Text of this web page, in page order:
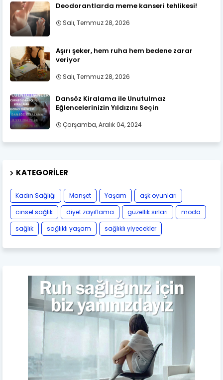
Deodorantlarda meme kanseri tehlikesi!
Salı, Temmuz 28, 2026
Aşırı şeker, hem ruha hem bedene zarar
veriyor
Salı, Temmuz 28, 2026
Dansöz Kiralama ile Unutulmaz
Eğlencelerinizin Yıldızını Seçin
Çarşamba, Aralık 04, 2024
KATEGORILER
Kadın Sağlığı Manşet Yaşam
aşk oyunları
cinsel sağlık
diyet zayıflama güzellik sırları
moda
sağlık
sağlıklı yaşam sağlıklı yiyecekler